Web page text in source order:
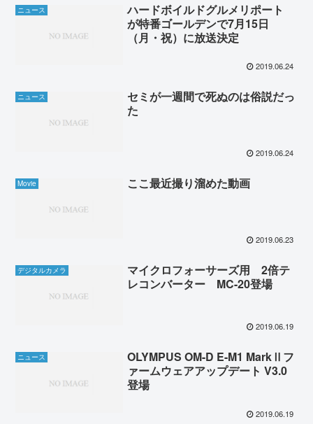
ニュース
ハードボイルドグルメリポート
が特番ゴールデンで7月15日
（月・祝）に放送決定
2019.06.24
ニュース
セミが一週間で死ぬのは俗説だっ
た
2019.06.24
Movie ここ最近撮り溜めた動画
2019.06.23
デジタルカメラ
マイクロフォーサーズ用 2倍テ
レコンバーター MC-20登場
2019.06.19
ニュース
OLYMPUS OM-D E-M1 MarkⅡフ
ァームウェアアップデート V3.0
登場
2019.06.19